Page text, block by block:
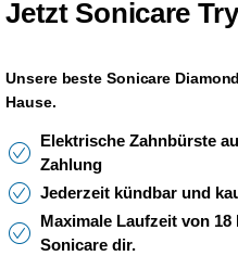
Jetzt Sonicare
Unsere beste Sonicare
Hause.
Elektrische Zahnbürste
Zahlung
Jederzeit kündbar und
Maximale Laufzeit von
Sonicare dir.